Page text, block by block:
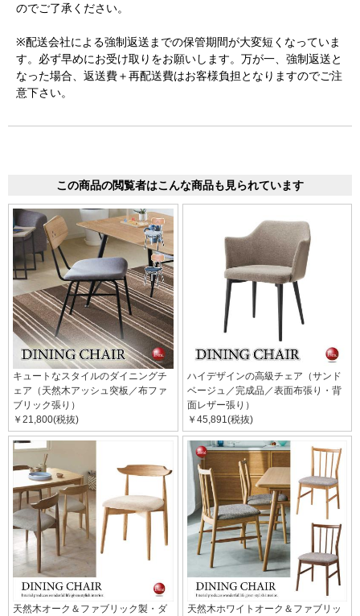
のでご了承ください。
※配送会社による強制返送までの保管期間が大変短くなっていま
す。必ず早めにお受け取りをお願いします。万が一、強制返送と
なった場合、返送費＋再配送費はお客様負担となりますのでご注
意下さい。
この商品の閲覧者はこんな商品も見られています
キュートなスタイルのダイニングチ
ェア（天然木アッシュ突板／布ファ
ブリック張り）
￥21,800(税抜)
ハイデザインの高級チェア（サンド
ベージュ／完成品／表面布張り・背
面レザー張り）
￥45,891(税抜)
天然木オーク＆ファブリック製・ダ
天然木ホワイトオーク＆ファブリッ